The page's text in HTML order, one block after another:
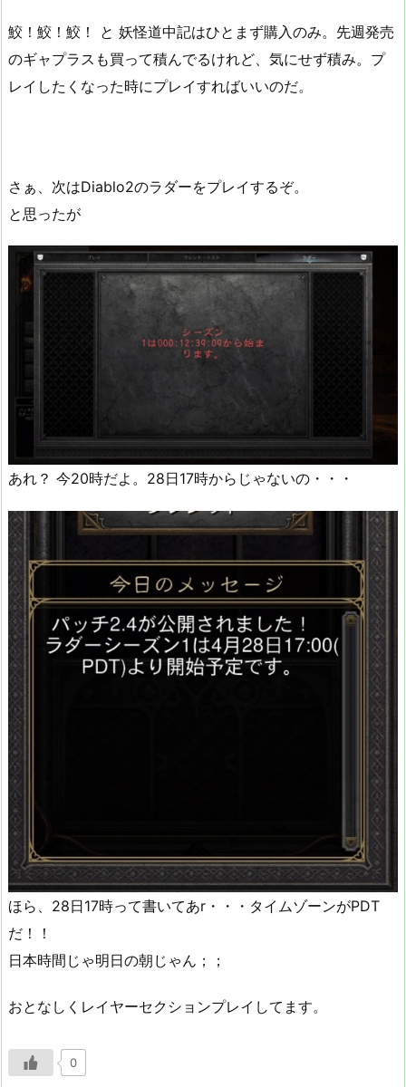
鮫！鮫！鮫！ と 妖怪道中記はひとまず購入のみ。先週発売
のギャプラスも買って積んでるけれど、気にせず積み。プ
レイしたくなった時にプレイすればいいのだ。
さぁ、次はDiablo2のラダーをプレイするぞ。
と思ったが
あれ？ 今20時だよ。28日17時からじゃないの・・・
ほら、28日17時って書いてあr・・・タイムゾーンがPDT
だ！！
日本時間じゃ明日の朝じゃん；；
おとなしくレイヤーセクションプレイしてます。
0